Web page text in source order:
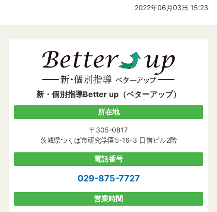
2022年06月03日 15:23
新・個別指導Better up（ベターアップ）
所在地
〒305-0817
茨城県つくば市研究学園5-16-3 日信ビル2階
電話番号
029-875-7727
営業時間